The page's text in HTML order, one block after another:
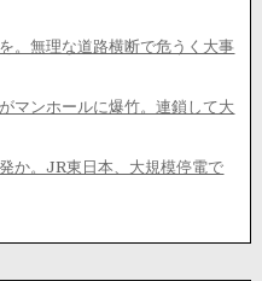
。無理な道路横断で危うく大事
マンホールに爆竹。連鎖して大
か。JR東日本、大規模停電で